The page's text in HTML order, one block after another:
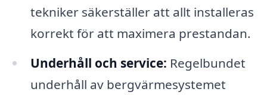
tekniker säkerställer att allt installeras
korrekt för att maximera prestandan.
Underhåll och service: Regelbundet
underhåll av bergvärmesystemet